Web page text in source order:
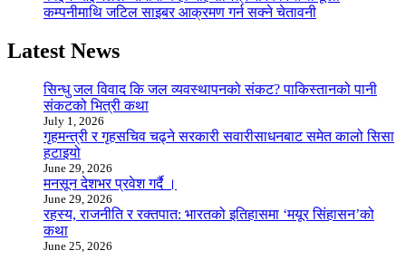
कम्पनीमाथि जटिल साइबर आक्रमण गर्न सक्ने चेतावनी
Latest News
सिन्धु जल विवाद कि जल व्यवस्थापनको संकट? पाकिस्तानको पानी
संकटको भित्री कथा
July 1, 2026
गृहमन्त्री र गृहसचिव चढ्ने सरकारी सवारीसाधनबाट समेत कालो सिसा
हटाइयो
June 29, 2026
मनसून देशभर प्रवेश गर्दै ।
June 29, 2026
रहस्य, राजनीति र रक्तपात: भारतको इतिहासमा ‘मयूर सिंहासन’को
कथा
June 25, 2026